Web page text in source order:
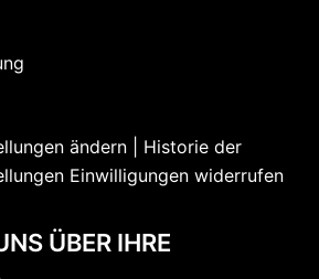
ändern
| Historie der
Einwilligungen widerrufen
ÜBER IHRE